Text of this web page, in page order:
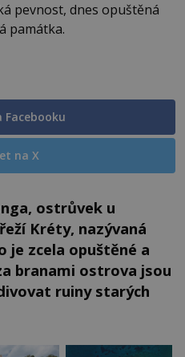
pevnost, dnes opuštěná
památka.
Facebooku
na X
ostrůvek u
Kréty, nazývaná
je zcela opuštěné a
branami ostrova jsou
ruiny starých